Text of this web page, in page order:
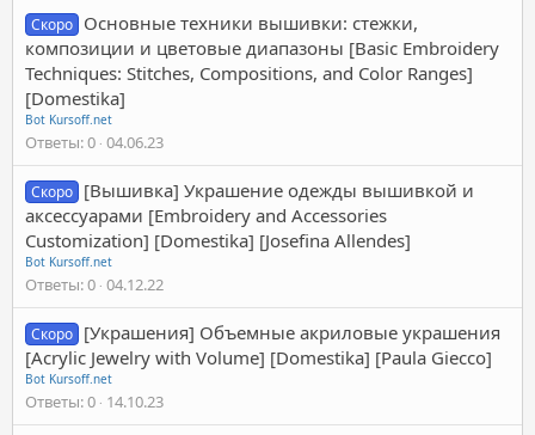
Скоро Основные техники вышивки: стежки,
композиции и цветовые диапазоны [Basic Embroidery
Techniques: Stitches, Compositions, and Color Ranges]
[Domestika]
Bot Kursoff.net
Ответы 0 04.06.23
Скоро [Вышивка] Украшение одежды вышивкой и
аксессуарами [Embroidery and Accessories
Customization] [Domestika] [Josefina Allendes]
Bot Kursoff.net
Ответы 0 04.12.22
Скоро [Украшения] Объемные акриловые украшения
[Acrylic Jewelry with Volume] [Domestika] [Paula Giecco]
Bot Kursoff.net
Ответы 0 14.10.23